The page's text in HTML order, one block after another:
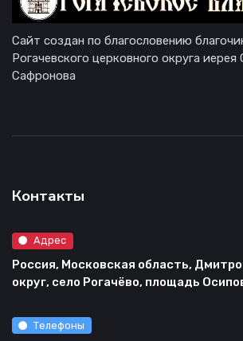
Сайт создан по благословению
Рогачевского церковного округа иерея
Сафронова
Контакты
Адрес
Россия, Московская область,
округ, село Рогачёво, площадь
Телефоны